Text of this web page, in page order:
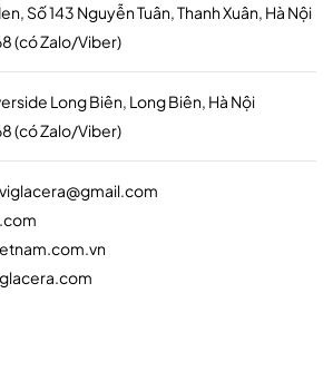
Số 143 Nguyễn Tuân, Thanh Xuân, Hà Nội
(có Zalo/Viber)
Long Biên, Long Biên, Hà Nội
(có Zalo/Viber)